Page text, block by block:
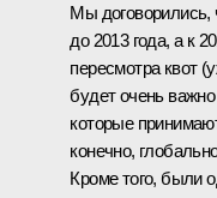
Мы договорились,
до 2013 года, а к
пересмотра квот
будет очень
которые
конечно,
Кроме того, были